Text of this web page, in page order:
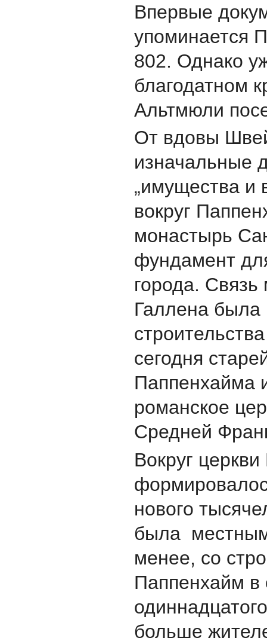
Впервые
упоминается
802. Однако
благодатном
Альтмюли
От вдовы
изначальные
„имущества и
вокруг
монастырь
фундамент
города.
Галлена была
сегодня
Паппенхаймa
романское
Средней
Вокруг
нового
была
менее, со
Паппенхайм в
больше